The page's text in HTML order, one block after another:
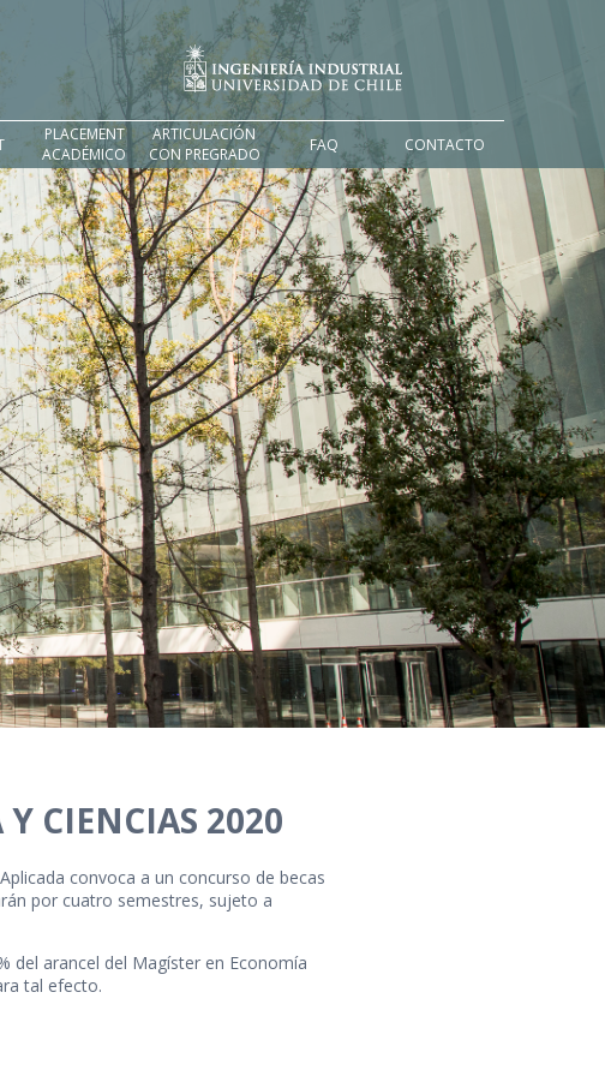
PLACEMENT
ACADÉMICO
ARTICULACIÓN
CON PREGRADO
FAQ CONTACTO
CIENCIAS 2020
convoca a un concurso de becas
por cuatro semestres, sujeto a
del arancel del Magíster en Economía
tal efecto.